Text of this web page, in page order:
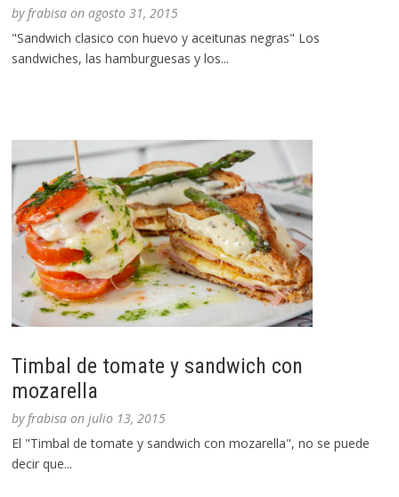
byfrabisa onagosto 31, 2015
"Sandwich clasico con huevo y aceitunas negras" Los
sandwiches, las hamburguesas y los...
Timbal de tomate y sandwich con
mozarella
byfrabisa onjulio 13, 2015
El "Timbal de tomate y sandwich con mozarella", no se puede
decir que...